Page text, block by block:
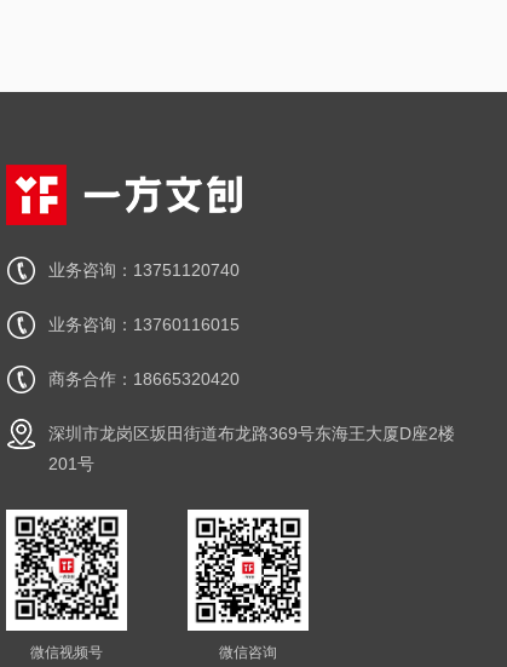
业务咨询：13751120740
业务咨询：13760116015
商务合作：18665320420
深圳市龙岗区坂田街道布龙路369号东海王大厦D座2楼
201号
微信视频号 微信咨询